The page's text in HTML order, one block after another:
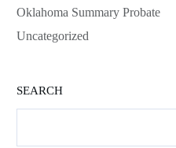
Oklahoma Summary Probate
Uncategorized
SEARCH